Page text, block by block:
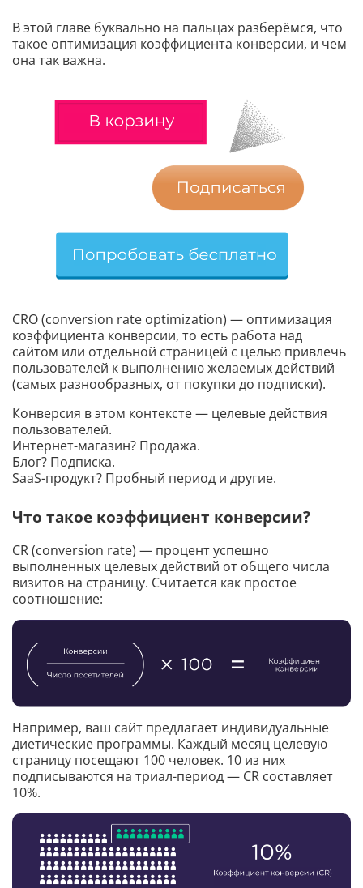
В этой главе буквально на пальцах разберёмся, что
такое оптимизация коэффициента конверсии, и чем
она так важна.
CRO (conversion rate optimization) — оптимизация
коэффициента конверсии, то есть работа над
сайтом или отдельной страницей с целью привлечь
пользователей к выполнению желаемых действий
(самых разнообразных, от покупки до подписки).
Конверсия в этом контексте — целевые действия
пользователей.
Интернет-магазин? Продажа.
Блог? Подписка.
SaaS-продукт? Пробный период и другие.
Что такое коэффициент конверсии?
CR (conversion rate) — процент успешно
выполненных целевых действий от общего числа
визитов на страницу. Считается как простое
соотношение:
Например, ваш сайт предлагает индивидуальные
диетические программы. Каждый месяц целевую
страницу посещают 100 человек. 10 из них
подписываются на триал-период — CR составляет
10%.